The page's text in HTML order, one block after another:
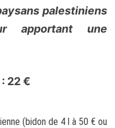
palestiniens
apportant une
22 €
(bidon de 4 l à 50 € ou